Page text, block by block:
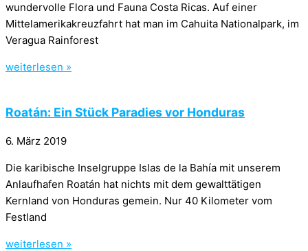
wundervolle Flora und Fauna Costa Ricas. Auf einer
Mittelamerikakreuzfahrt hat man im Cahuita Nationalpark, im
Veragua Rainforest
weiterlesen »
Roatán: Ein Stück Paradies vor Honduras
6. März 2019
Die karibische Inselgruppe Islas de la Bahía mit unserem
Anlaufhafen Roatán hat nichts mit dem gewalttätigen
Kernland von Honduras gemein. Nur 40 Kilometer vom
Festland
weiterlesen »